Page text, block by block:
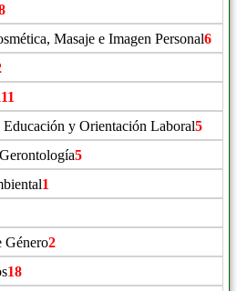
Masaje e Imagen Personal6
11
y Orientación Laboral5
5
1
Género2
18